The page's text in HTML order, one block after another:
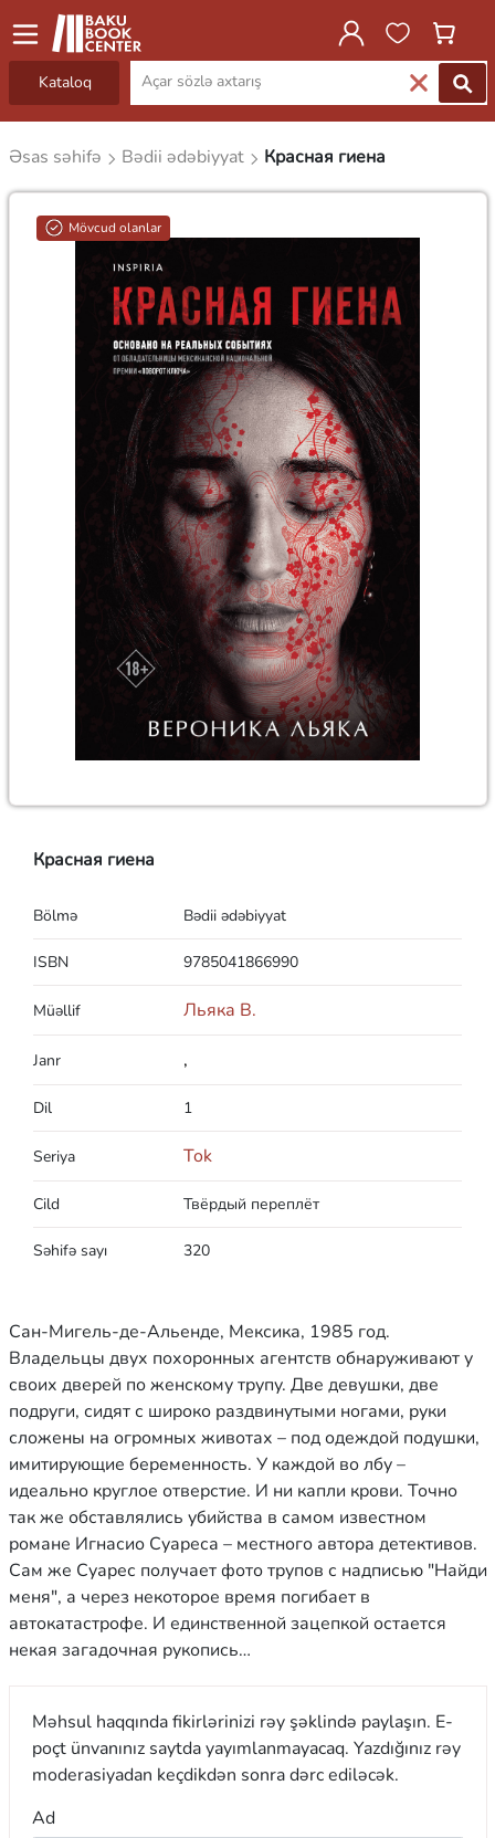
Kataloq
Əsas səhifə Bədii ədəbiyyat Красная гиена
Mövcud olanlar
Красная гиена
Bölmə Bədii ədəbiyyat
ISBN 9785041866990
Müəllif Льяка В.
Janr ,
Dil 1
Seriya Tok
Cild Твёрдый переплёт
Səhifə sayı 320
Сан-Мигель-де-Альенде, Мексика, 1985 год.
Владельцы двух похоронных агентств обнаруживают у
своих дверей по женскому трупу. Две девушки, две
подруги, сидят с широко раздвинутыми ногами, руки
сложены на огромных животах – под одеждой подушки,
имитирующие беременность. У каждой во лбу –
идеально круглое отверстие. И ни капли крови. Точно
так же обставлялись убийства в самом известном
романе Игнасио Суареса – местного автора детективов.
Сам же Суарес получает фото трупов с надписью "Найди
меня", а через некоторое время погибает в
автокатастрофе. И единственной зацепкой остается
некая загадочная рукопись…
Məhsul haqqında fikirlərinizi rəy şəklində paylaşın. E-
poçt ünvanınız saytda yayımlanmayacaq. Yazdığınız rəy
moderasiyadan keçdikdən sonra dərc ediləcək.
Ad